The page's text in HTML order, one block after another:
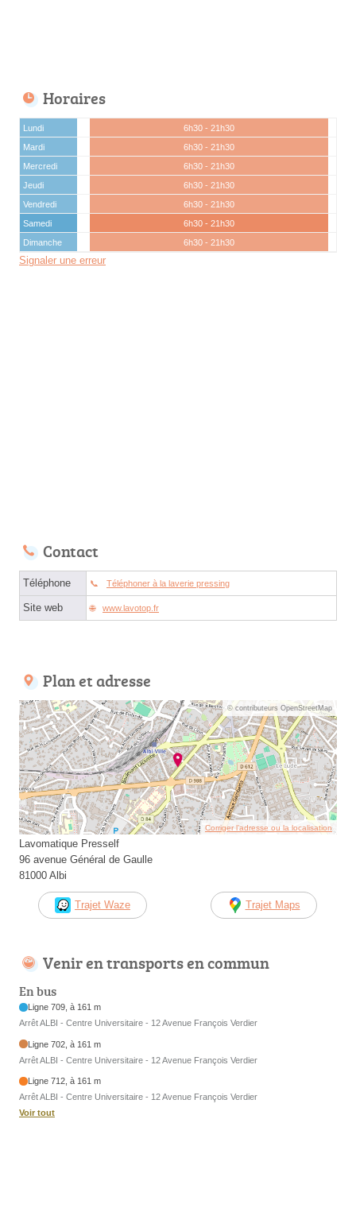
Horaires
Lundi
6h30 - 21h30
Mardi
6h30 - 21h30
Mercredi
6h30 - 21h30
Jeudi
6h30 - 21h30
Vendredi
6h30 - 21h30
Samedi
6h30 - 21h30
Dimanche
6h30 - 21h30
Signaler une erreur
Contact
Téléphone Téléphoner à la laverie pressing
Site web www.lavotop.fr
Plan et adresse
© contributeurs OpenStreetMap
Corriger l’adresse ou la localisation
Lavomatique Presself
96 avenue Général de Gaulle
81000 Albi
Trajet Waze Trajet Maps
Venir en transports en commun
En bus
Ligne 709, à 161 m
Arrêt ALBI - Centre Universitaire - 12 Avenue François Verdier
Ligne 702, à 161 m
Arrêt ALBI - Centre Universitaire - 12 Avenue François Verdier
Ligne 712, à 161 m
Arrêt ALBI - Centre Universitaire - 12 Avenue François Verdier
Voir tout